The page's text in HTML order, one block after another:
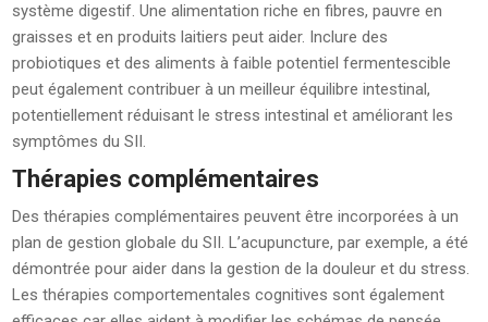
système digestif. Une alimentation riche en fibres, pauvre en
graisses et en produits laitiers peut aider. Inclure des
probiotiques et des aliments à faible potentiel fermentescible
peut également contribuer à un meilleur équilibre intestinal,
potentiellement réduisant le stress intestinal et améliorant les
symptômes du SII.
Thérapies complémentaires
Des thérapies complémentaires peuvent être incorporées à un
plan de gestion globale du SII. L’acupuncture, par exemple, a été
démontrée pour aider dans la gestion de la douleur et du stress.
Les thérapies comportementales cognitives sont également